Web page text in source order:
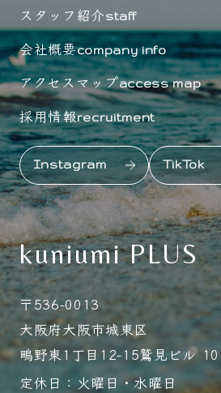
スタッフ紹介staff
会社概要company info
アクセスマップaccess map
採用情報recruitment
Instagram TikTok
kuniumi PLUS
〒536-0013
大阪府大阪市城東区
鴫野東1丁目12-15鷲見ビル
定休日：火曜日・水曜日